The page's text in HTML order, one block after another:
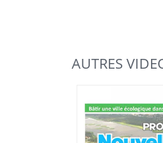
AUTRES